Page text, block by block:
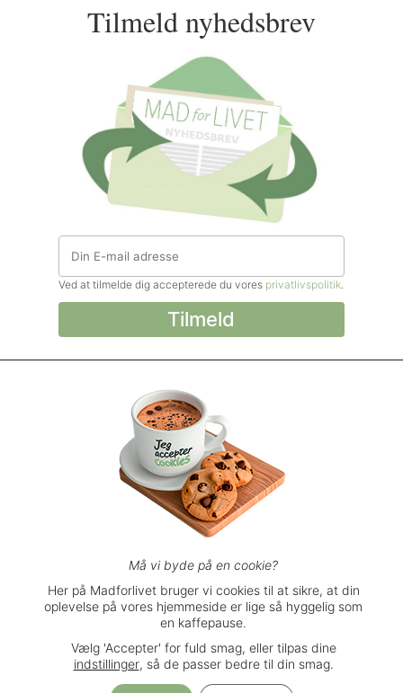
Tilmeld nyhedsbrev
Ved at tilmelde dig accepterede du vores privatlivspolitik.
© Madforlivet.com, 2000–2025. Alle
rettigheder forbeholdt.
øvrigt materiale må kun gengives med
tilladelse fra Sophia Helse ApS.
Spørgsmål eller kommentarer?
support@madforlivet.com
Brugerbetingelser
Privatlivspolitik
Handelsbetingelser
Må vi byde på en cookie?
Her på Madforlivet bruger vi cookies til at sikre, at din
oplevelse på vores hjemmeside er lige så hyggelig som
en kaffepause.
Vælg 'Accepter' for fuld smag, eller tilpas dine
indstillinger, så de passer bedre til din smag.